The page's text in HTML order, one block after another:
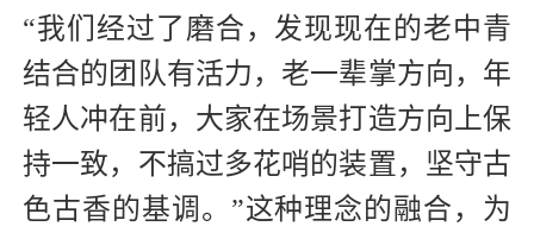
“我们经过了磨合，发现现在的老中青
结合的团队有活力，老一辈掌方向，年
轻人冲在前，大家在场景打造方向上保
持一致，不搞过多花哨的装置，坚守古
色古香的基调。”这种理念的融合，为